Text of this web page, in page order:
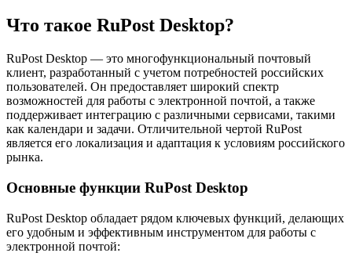
Что такое RuPost Desktop?
RuPost Desktop — это многофункциональный почтовый
клиент, разработанный с учетом потребностей российских
пользователей. Он предоставляет широкий спектр
возможностей для работы с электронной почтой, а также
поддерживает интеграцию с различными сервисами, такими
как календари и задачи. Отличительной чертой RuPost
является его локализация и адаптация к условиям российского
рынка.
Основные функции RuPost Desktop
RuPost Desktop обладает рядом ключевых функций, делающих
его удобным и эффективным инструментом для работы с
электронной почтой: